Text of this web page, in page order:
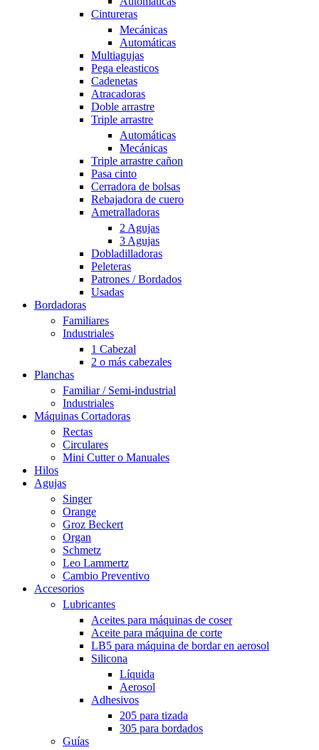
Cintureras
Mecánicas
Automáticas
Multiagujas
Pega eleasticos
Cadenetas
Atracadoras
Doble arrastre
Triple arrastre
Automáticas
Mecánicas
Triple arrastre cañon
Pasa cinto
Cerradora de bolsas
Rebajadora de cuero
Ametralladoras
2 Agujas
3 Agujas
Dobladilladoras
Peleteras
Patrones / Bordados
Usadas
Bordadoras
Familiares
Industriales
1 Cabezal
2 o más cabezales
Planchas
Familiar / Semi-industrial
Industriales
Máquinas Cortadoras
Rectas
Circulares
Mini Cutter o Manuales
Hilos
Agujas
Singer
Orange
Groz Beckert
Organ
Schmetz
Leo Lammertz
Cambio Preventivo
Accesorios
Lubricantes
Aceites para máquinas de coser
Aceite para máquina de corte
LB5 para máquina de bordar en aerosol
Silicona
Líquida
Aerosol
Adhesivos
205 para tizada
305 para bordados
Guías